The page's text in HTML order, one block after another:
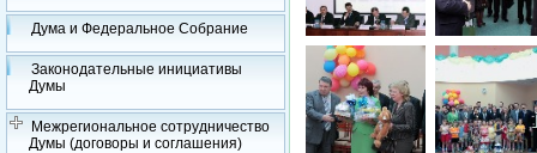
Дума и Федеральное Собрание
Законодательные инициативы
Думы
Межрегиональное сотрудничество
Думы (договоры и соглашения)